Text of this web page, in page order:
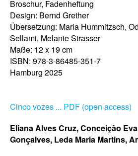
Eliana Alves Cruz, Conceição
Gonçalves, Leda Maria Martins,
Broschur, Fadenheftung
Design: Bernd Grether
Übersetzung: Maria Hummitzsch,
Sellami, Melanie Strasser
Maße: 12 x 19 cm
ISBN: 978-3-86485-351-7
Hamburg 2025
Cinco vozes ... PDF (open access)